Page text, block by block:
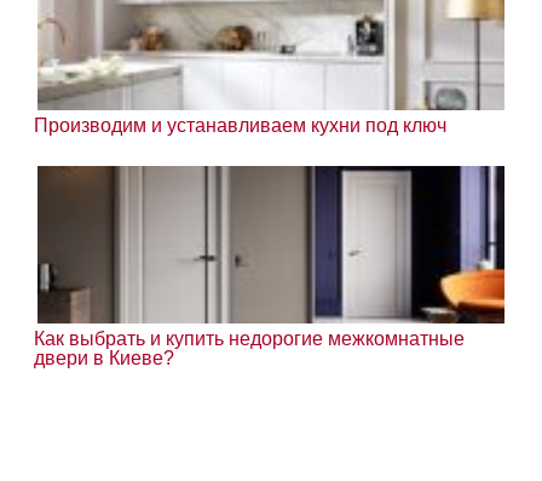
Производим и устанавливаем кухни под ключ
Как выбрать и купить недорогие межкомнатные
двери в Киеве?